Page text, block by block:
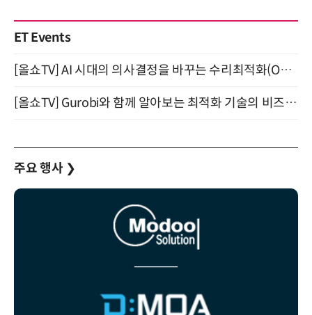
ET Events
[올쇼TV] AI 시대의 의사결정을 바꾸는 수리최적화(Optimization) 소개 (8/20 생방송)
[올쇼TV] Gurobi와 함께 알아보는 최적화 기술의 비즈니스 활용 (8월 20일 생방송)
주요 행사 ❯